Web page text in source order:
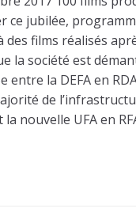
ce jubilée,
des films réalisés
la société est
entre la DEFA en
de
nouvelle UFA en